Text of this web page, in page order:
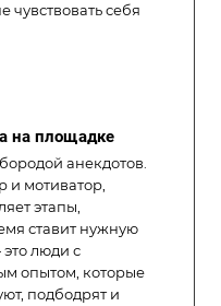
чувствовать себя
на площадке
анекдотов.
и мотиватор,
этапы,
ставит нужную
люди с
опытом, которые
подбодрят и